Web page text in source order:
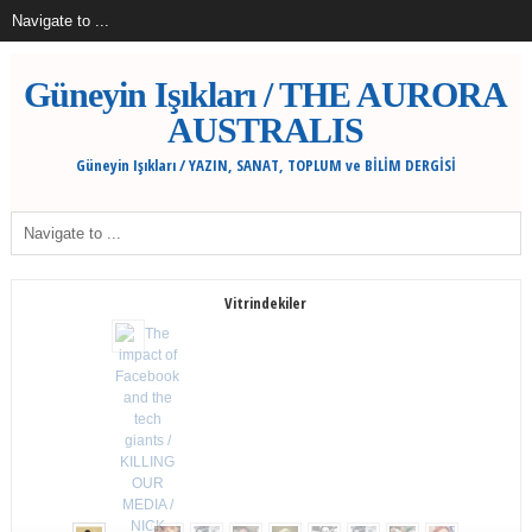
Güneyin Işıkları / THE AURORA
AUSTRALIS
Güneyin Işıkları / YAZIN, SANAT, TOPLUM ve BİLİM DERGİSİ
Vitrindekiler